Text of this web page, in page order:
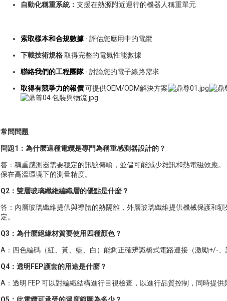
自動化稱重系統： 支援在熱源附近運行的機器人稱重單元
索取樣本和合規數據 - 評估您應用中的電纜
下載技術規格取得完整的電氣性能數據
聯絡我們的工程團隊- 討論您的電子線路需求
取得有競爭力的報價可提供OEM/ODM解決方案
常問問題
問題1：為什麼這種電纜是專門為稱重感測器設計的？
答：稱重感測器需要穩定的訊號傳輸，並儘可能減少雜訊和熱電磁效應
保在高溫環境下的測量精度。
Q2：雙層玻璃纖維編織層的優點是什麼？
答：內層玻璃纖維提供與導體的熱隔離，外層玻璃纖維提供機械保護和
定。
Q3：為什麼絕緣材質要使用四種顏色？
A：四色編碼（紅、黃、藍、白）能夠正確辨識橋式電路連接（激勵+/-
Q4：透明FEP護套的用途是什麼？
A：透明 FEP 可以對編織結構進行目視檢查，以進行品質控制，同時提供